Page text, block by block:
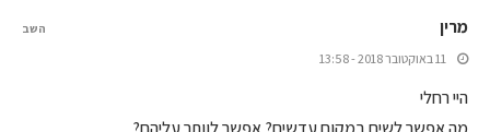
מרין
11 באוקטובר 2018 - 13:58
היי רחלי
השב